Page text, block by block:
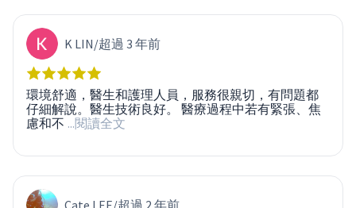
K LIN/超過 3 年前
環境舒適，醫生和護理人員，服務很親切，有問題都
仔細解說。醫生技術良好。 醫療過程中若有緊張、焦
慮和不 ...閱讀全文